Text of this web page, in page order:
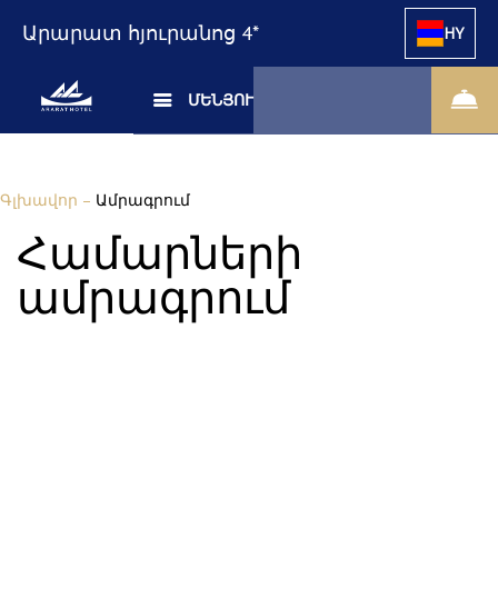
Արարատ հյուրանոց 4* HY
ՄԵՆՅՈՒ
Գլխավոր – Ամրագրում
Համարների
ամրագրում